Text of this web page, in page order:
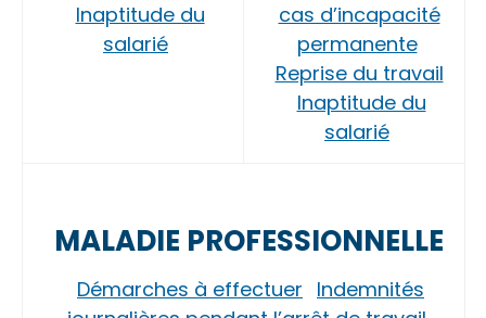
Inaptitude du
salarié
cas d’incapacité
permanente
Reprise du travail
Inaptitude du
salarié
MALADIE PROFESSIONNELLE
Démarches à effectuer Indemnités